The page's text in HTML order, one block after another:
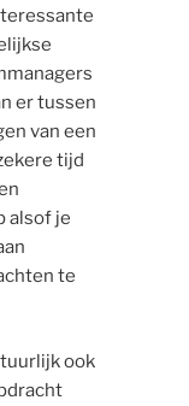
er tussen
van een
tijd
alsof je
te
ook